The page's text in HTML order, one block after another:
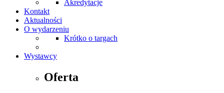
Akredytacje
Kontakt
Aktualności
O wydarzeniu
Krótko o targach
Wystawcy
Oferta